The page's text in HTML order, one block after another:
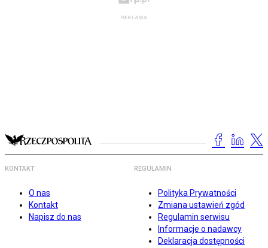
KONTAKT
O nas
Kontakt
Napisz do nas
REGULAMIN
Polityka Prywatności
Zmiana ustawień zgód
Regulamin serwisu
Informacje o nadawcy
Deklaracja dostępności